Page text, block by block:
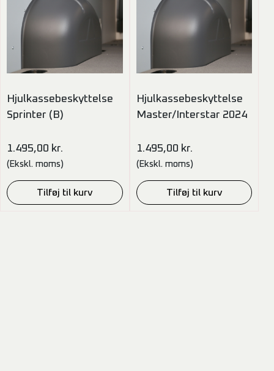
Hjulkassebeskyttelse
Sprinter (B)
1.495,00 kr.
(Ekskl. moms)
Tilføj til kurv
Hjulkassebeskyttelse
Master/Interstar 2024
1.495,00 kr.
(Ekskl. moms)
Tilføj til kurv